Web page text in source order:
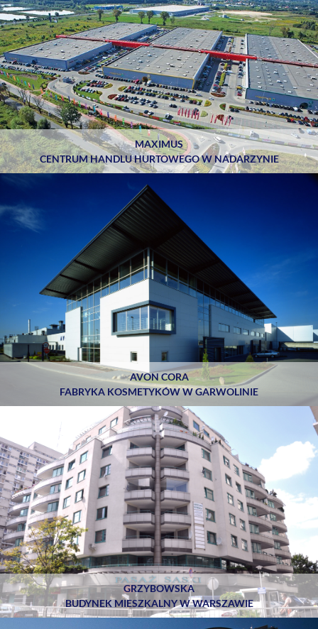
MAXIMUS
CENTRUM HANDLU HURTOWEGO W NADARZYNIE
AVON CORA
FABRYKA KOSMETYKÓW W GARWOLINIE
GRZYBOWSKA
BUDYNEK MIESZKALNY W WARSZAWIE